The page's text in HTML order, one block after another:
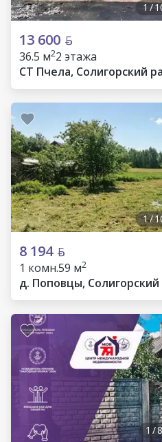
1/
13 600
36.5 м22 этажа
СТ Пчела, Солигорский
1/
8 194
1 комн.59 м2
д. Поповцы, Солигорский
1 /8